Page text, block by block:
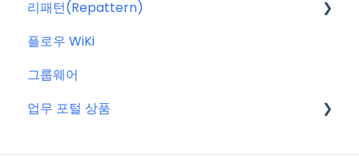
리패턴(Repattern)
리패턴(Repattern) (NEW)
리패턴 기본 AI 기능
플로우 WiKi
그룹웨어
업무 포털 상품